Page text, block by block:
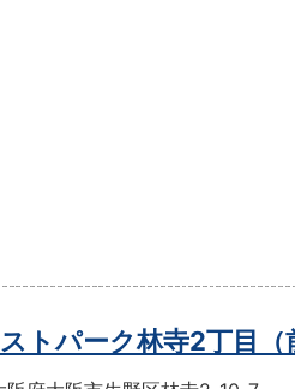
トパーク林寺2丁目